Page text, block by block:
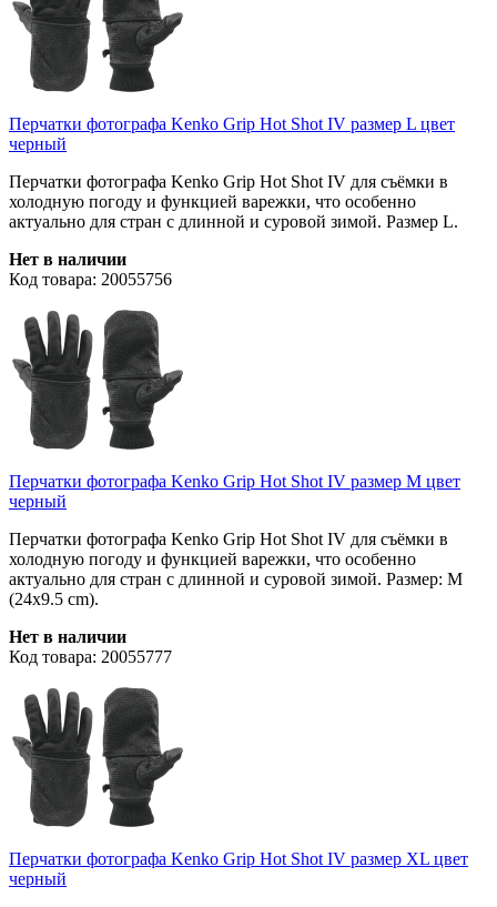
Перчатки фотографа Kenko Grip Hot Shot IV размер L цвет
черный
Перчатки фотографа Kenko Grip Hot Shot IV для съёмки в
холодную погоду и функцией варежки, что особенно
актуально для стран с длинной и суровой зимой. Размер L.
Нет в наличии
Код товара: 20055756
Перчатки фотографа Kenko Grip Hot Shot IV размер M цвет
черный
Перчатки фотографа Kenko Grip Hot Shot IV для съёмки в
холодную погоду и функцией варежки, что особенно
актуально для стран с длинной и суровой зимой. Размер: M
(24x9.5 cm).
Нет в наличии
Код товара: 20055777
Перчатки фотографа Kenko Grip Hot Shot IV размер XL цвет
черный